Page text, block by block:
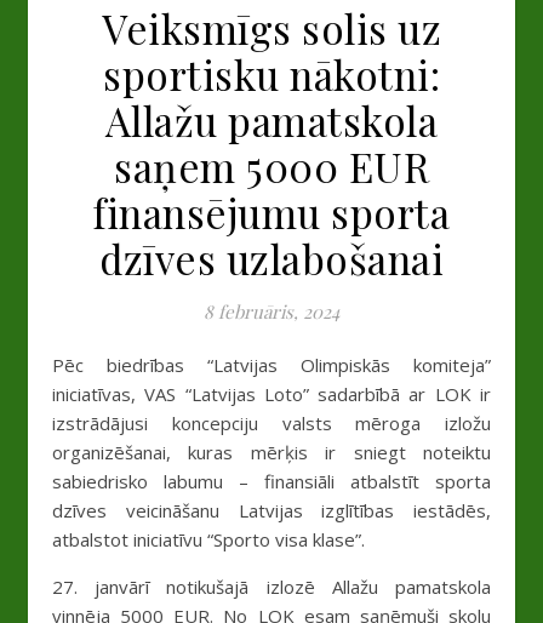
Veiksmīgs solis uz
sportisku nākotni:
Allažu pamatskola
saņem 5000 EUR
finansējumu sporta
dzīves uzlabošanai
8 februāris, 2024
Pēc biedrības “Latvijas Olimpiskās komiteja”
iniciatīvas, VAS “Latvijas Loto” sadarbībā ar LOK ir
izstrādājusi koncepciju valsts mēroga izložu
organizēšanai, kuras mērķis ir sniegt noteiktu
sabiedrisko labumu – finansiāli atbalstīt sporta
dzīves veicināšanu Latvijas izglītības iestādēs,
atbalstot iniciatīvu “Sporto visa klase”.
27. janvārī notikušajā izlozē Allažu pamatskola
vinnēja 5000 EUR. No LOK esam saņēmuši skolu